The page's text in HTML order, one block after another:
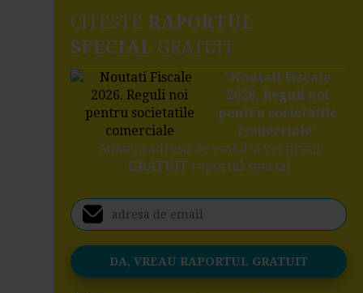
CITESTE RAPORTUL
SPECIAL GRATUIT
"Noutati Fiscale
2026. Reguli noi
pentru societatile
comerciale"
Adauga adresa de email si vei primi
GRATUITraportul special